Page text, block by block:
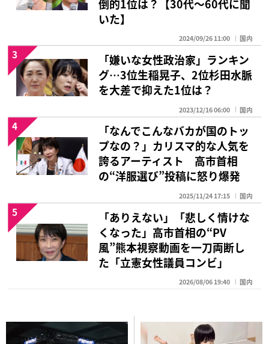
倒的1位は？【30代〜60代に聞
いた】
2024/09/26 11:00 国内
「嫌いな女性政治家」ランキン
グ…3位生稲晃子、2位杉田水脈
を大差で抑えた1位は？
2023/12/16 06:00 国内
3
「なんでこんなバカが国のトッ
プなの？」カリスマ的な人気を
誇るアーティスト 高市首相
の“洋服選び”投稿に怒り爆発
2025/11/24 17:15 国内
4
「ありえない」「悲しく情けな
くなった」高市首相の“PV
風”熊本視察動画を一刀両断し
た「立憲女性議員コンビ」
2026/08/06 19:40 国内
5